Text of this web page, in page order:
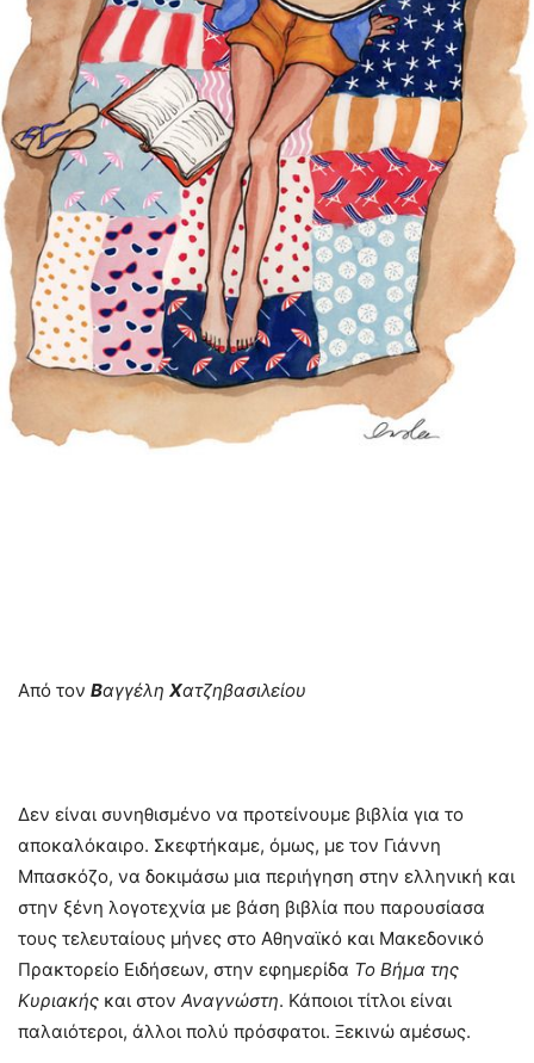
Από τον Βαγγέλη Χατζηβασιλείου
Δεν είναι συνηθισμένο να προτείνουμε βιβλία για το
αποκαλόκαιρο. Σκεφτήκαμε, όμως, με τον Γιάννη
Μπασκόζο, να δοκιμάσω μια περιήγηση στην ελληνική και
στην ξένη λογοτεχνία με βάση βιβλία που παρουσίασα
τους τελευταίους μήνες στο Αθηναϊκό και Μακεδονικό
Πρακτορείο Ειδήσεων, στην εφημερίδα Το Βήμα της
Κυριακής και στον Αναγνώστη. Κάποιοι τίτλοι είναι
παλαιότεροι, άλλοι πολύ πρόσφατοι. Ξεκινώ αμέσως.